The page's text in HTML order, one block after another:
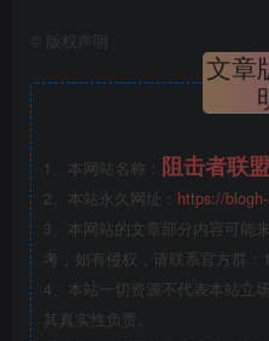
版权声明
文章
1、本网站名称： 阻击者联
2、本站永久网址： https://
3、本网站的文章部分内容可能
考，如有侵权，请联系官方群：
4、本站一切资源不代表本站立
其真实性负责。